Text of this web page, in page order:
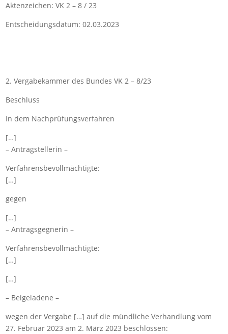
Aktenzeichen: VK 2 – 8 / 23
Entscheidungsdatum: 02.03.2023
2. Vergabekammer des Bundes VK 2 – 8/23
Beschluss
In dem Nachprüfungsverfahren
[…]
– Antragstellerin –
Verfahrensbevollmächtigte:
[…]
gegen
[…]
– Antragsgegnerin –
Verfahrensbevollmächtigte:
[…]
[…]
– Beigeladene –
wegen der Vergabe […] auf die mündliche Verhandlung vom
27. Februar 2023 am 2. März 2023 beschlossen: